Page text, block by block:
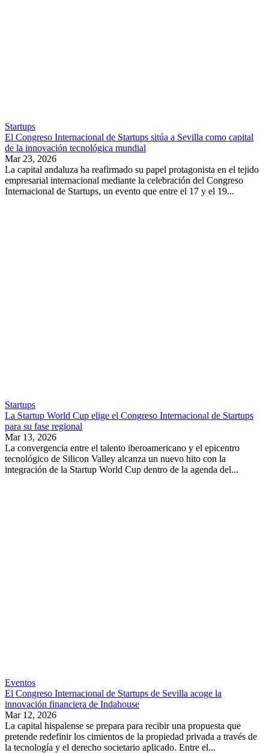
Startups
El Congreso Internacional de Startups sitúa a Sevilla como capital
de la innovación tecnológica mundial
Mar 23, 2026
La capital andaluza ha reafirmado su papel protagonista en el tejido
empresarial internacional mediante la celebración del Congreso
Internacional de Startups, un evento que entre el 17 y el 19...
Startups
La Startup World Cup elige el Congreso Internacional de Startups
para su fase regional
Mar 13, 2026
La convergencia entre el talento iberoamericano y el epicentro
tecnológico de Silicon Valley alcanza un nuevo hito con la
integración de la Startup World Cup dentro de la agenda del...
Eventos
El Congreso Internacional de Startups de Sevilla acoge la
innovación financiera de Indahouse
Mar 12, 2026
La capital hispalense se prepara para recibir una propuesta que
pretende redefinir los cimientos de la propiedad privada a través de
la tecnología y el derecho societario aplicado. Entre el...